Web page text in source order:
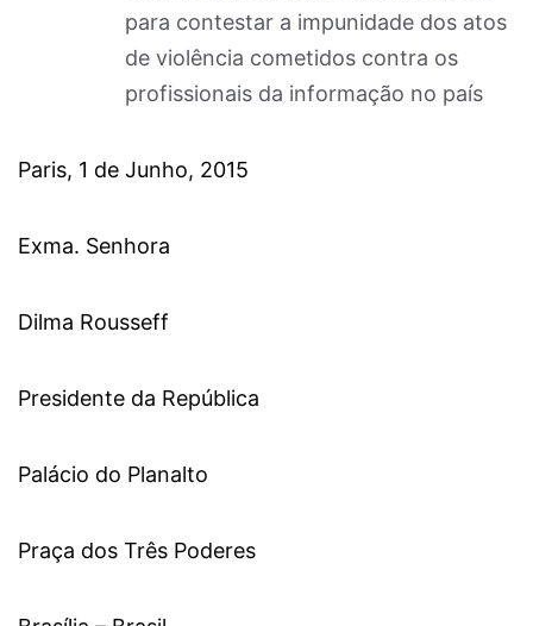
para contestar a impunidade dos atos
de violência cometidos contra os
profissionais da informação no país
Paris, 1 de Junho, 2015
Exma. Senhora
Dilma Rousseff
Presidente da República
Palácio do Planalto
Praça dos Três Poderes